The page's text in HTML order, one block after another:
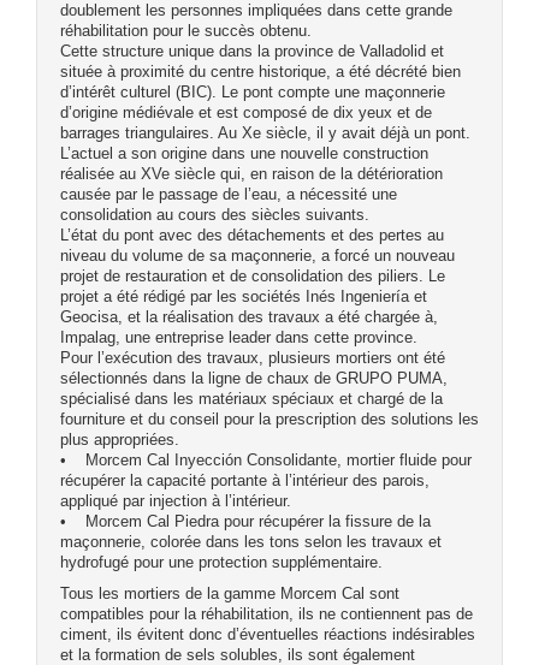
doublement les personnes impliquées dans cette grande
réhabilitation pour le succès obtenu.
Cette structure unique dans la province de Valladolid et
située à proximité du centre historique, a été décrété bien
d’intérêt culturel (BIC). Le pont compte une maçonnerie
d’origine médiévale et est composé de dix yeux et de
barrages triangulaires. Au Xe siècle, il y avait déjà un pont.
L’actuel a son origine dans une nouvelle construction
réalisée au XVe siècle qui, en raison de la détérioration
causée par le passage de l’eau, a nécessité une
consolidation au cours des siècles suivants.
L’état du pont avec des détachements et des pertes au
niveau du volume de sa maçonnerie, a forcé un nouveau
projet de restauration et de consolidation des piliers. Le
projet a été rédigé par les sociétés Inés Ingeniería et
Geocisa, et la réalisation des travaux a été chargée à,
Impalag, une entreprise leader dans cette province.
Pour l’exécution des travaux, plusieurs mortiers ont été
sélectionnés dans la ligne de chaux de GRUPO PUMA,
spécialisé dans les matériaux spéciaux et chargé de la
fourniture et du conseil pour la prescription des solutions les
plus appropriées.
• Morcem Cal Inyección Consolidante, mortier fluide pour
récupérer la capacité portante à l’intérieur des parois,
appliqué par injection à l’intérieur.
• Morcem Cal Piedra pour récupérer la fissure de la
maçonnerie, colorée dans les tons selon les travaux et
hydrofugé pour une protection supplémentaire.
Tous les mortiers de la gamme Morcem Cal sont
compatibles pour la réhabilitation, ils ne contiennent pas de
ciment, ils évitent donc d’éventuelles réactions indésirables
et la formation de sels solubles, ils sont également